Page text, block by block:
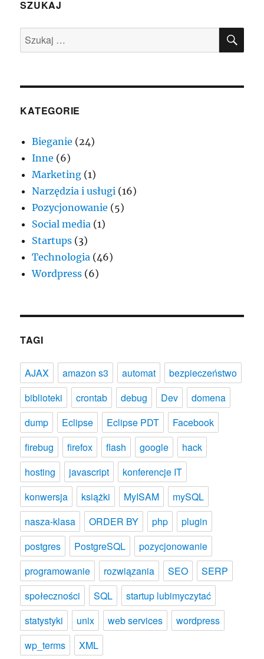
serwisach.
SZUKAJ
Szukaj:
KATEGORIE
Bieganie (24)
Inne (6)
Marketing (1)
Narzędzia i usługi (16)
Pozycjonowanie (5)
Social media (1)
Startups (3)
Technologia (46)
Wordpress (6)
TAGI
AJAX amazon s3 automat
bezpieczeństwo
biblioteki
crontab debug Dev
domena
dump
Eclipse Eclipse PDT
Facebook
firebug
firefox flash google
hack
hosting
javascript
konferencje IT
konwersja
książki MyISAM
mySQL
nasza-klasa
ORDER BY php
plugin
postgres
PostgreSQL
pozycjonowanie
programowanie
rozwiązania SEO
SERP
społeczności
SQL
startup lubimyczytać
statystyki
unix web services
wordpress
wp_terms
XML